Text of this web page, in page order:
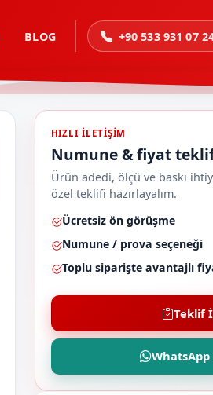
BLOG +90 533 931 07
HIZLI ILETIŞIM
Numune & fiyat
Ürün adedi, ölçü ve baskı
özel teklifi hazırlayalım.
Ücretsiz ön görüşme
Numune / prova seçeneği
Toplu siparişte avantajlı
Teklif